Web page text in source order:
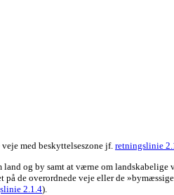
med beskyttelseszone jf.retningslinie
og by samt at værne om landskabelige
de overordnede veje eller de
2.1.4).